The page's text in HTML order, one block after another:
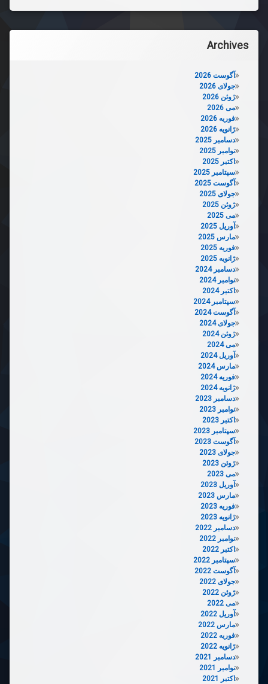
Archives
آگوست 2026
جولای 2026
ژوئن 2026
می 2026
فوریه 2026
ژانویه 2026
دسامبر 2025
نوامبر 2025
اکتبر 2025
سپتامبر 2025
آگوست 2025
جولای 2025
ژوئن 2025
می 2025
آوریل 2025
مارس 2025
فوریه 2025
ژانویه 2025
دسامبر 2024
نوامبر 2024
اکتبر 2024
سپتامبر 2024
آگوست 2024
جولای 2024
ژوئن 2024
می 2024
آوریل 2024
مارس 2024
فوریه 2024
ژانویه 2024
دسامبر 2023
نوامبر 2023
اکتبر 2023
سپتامبر 2023
آگوست 2023
جولای 2023
ژوئن 2023
می 2023
آوریل 2023
مارس 2023
فوریه 2023
ژانویه 2023
دسامبر 2022
نوامبر 2022
اکتبر 2022
سپتامبر 2022
آگوست 2022
جولای 2022
ژوئن 2022
می 2022
آوریل 2022
مارس 2022
فوریه 2022
ژانویه 2022
دسامبر 2021
نوامبر 2021
اکتبر 2021